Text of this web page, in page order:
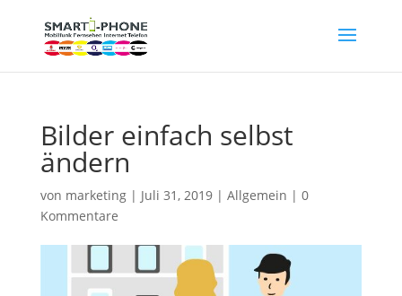
Bilder einfach selbst
ändern
von marketing| Juli 31, 2019| Allgemein | 0
Kommentare